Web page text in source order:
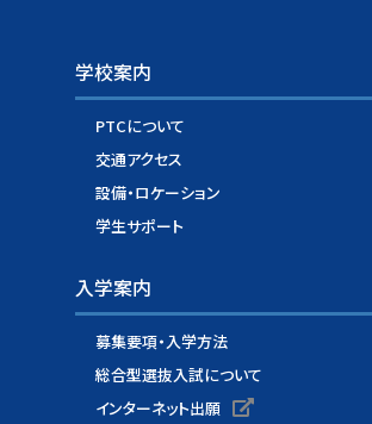
学校案内
PTCについて
交通アクセス
設備・ロケーション
学生サポート
入学案内
募集要項・入学方法
総合型選抜入試について
インターネット出願